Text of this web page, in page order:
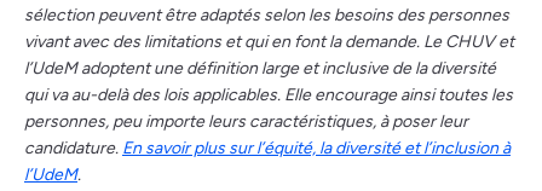
sélection peuvent être adaptés selon les besoins des personnes
vivant avec des limitations et qui en font la demande. Le CHUV et
l’UdeM adoptent une définition large et inclusive de la diversité
qui va au-delà des lois applicables. Elle encourage ainsi toutes les
personnes, peu importe leurs caractéristiques, à poser leur
candidature. En savoir plus sur l’équité, la diversité et l’inclusion à
l’UdeM.